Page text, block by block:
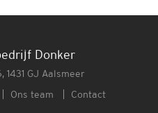
Donker
GJ Aalsmeer
Ons team Contact